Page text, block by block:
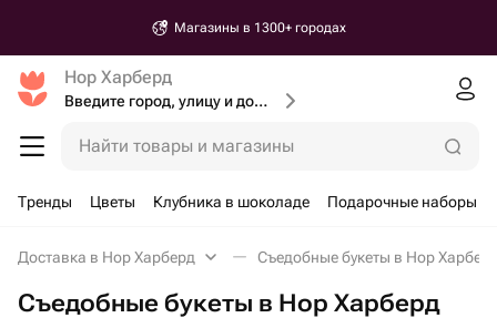
Магазины в 1300+ городах
Нор Харберд
Введите город, улицу и дом доставки
Найти товары и магазины
Тренды Цветы Клубника в шоколаде Подарочные наборы
Доставка в Нор Харберд Съедобные букеты в Нор
Съедобные букеты в Нор Харберд